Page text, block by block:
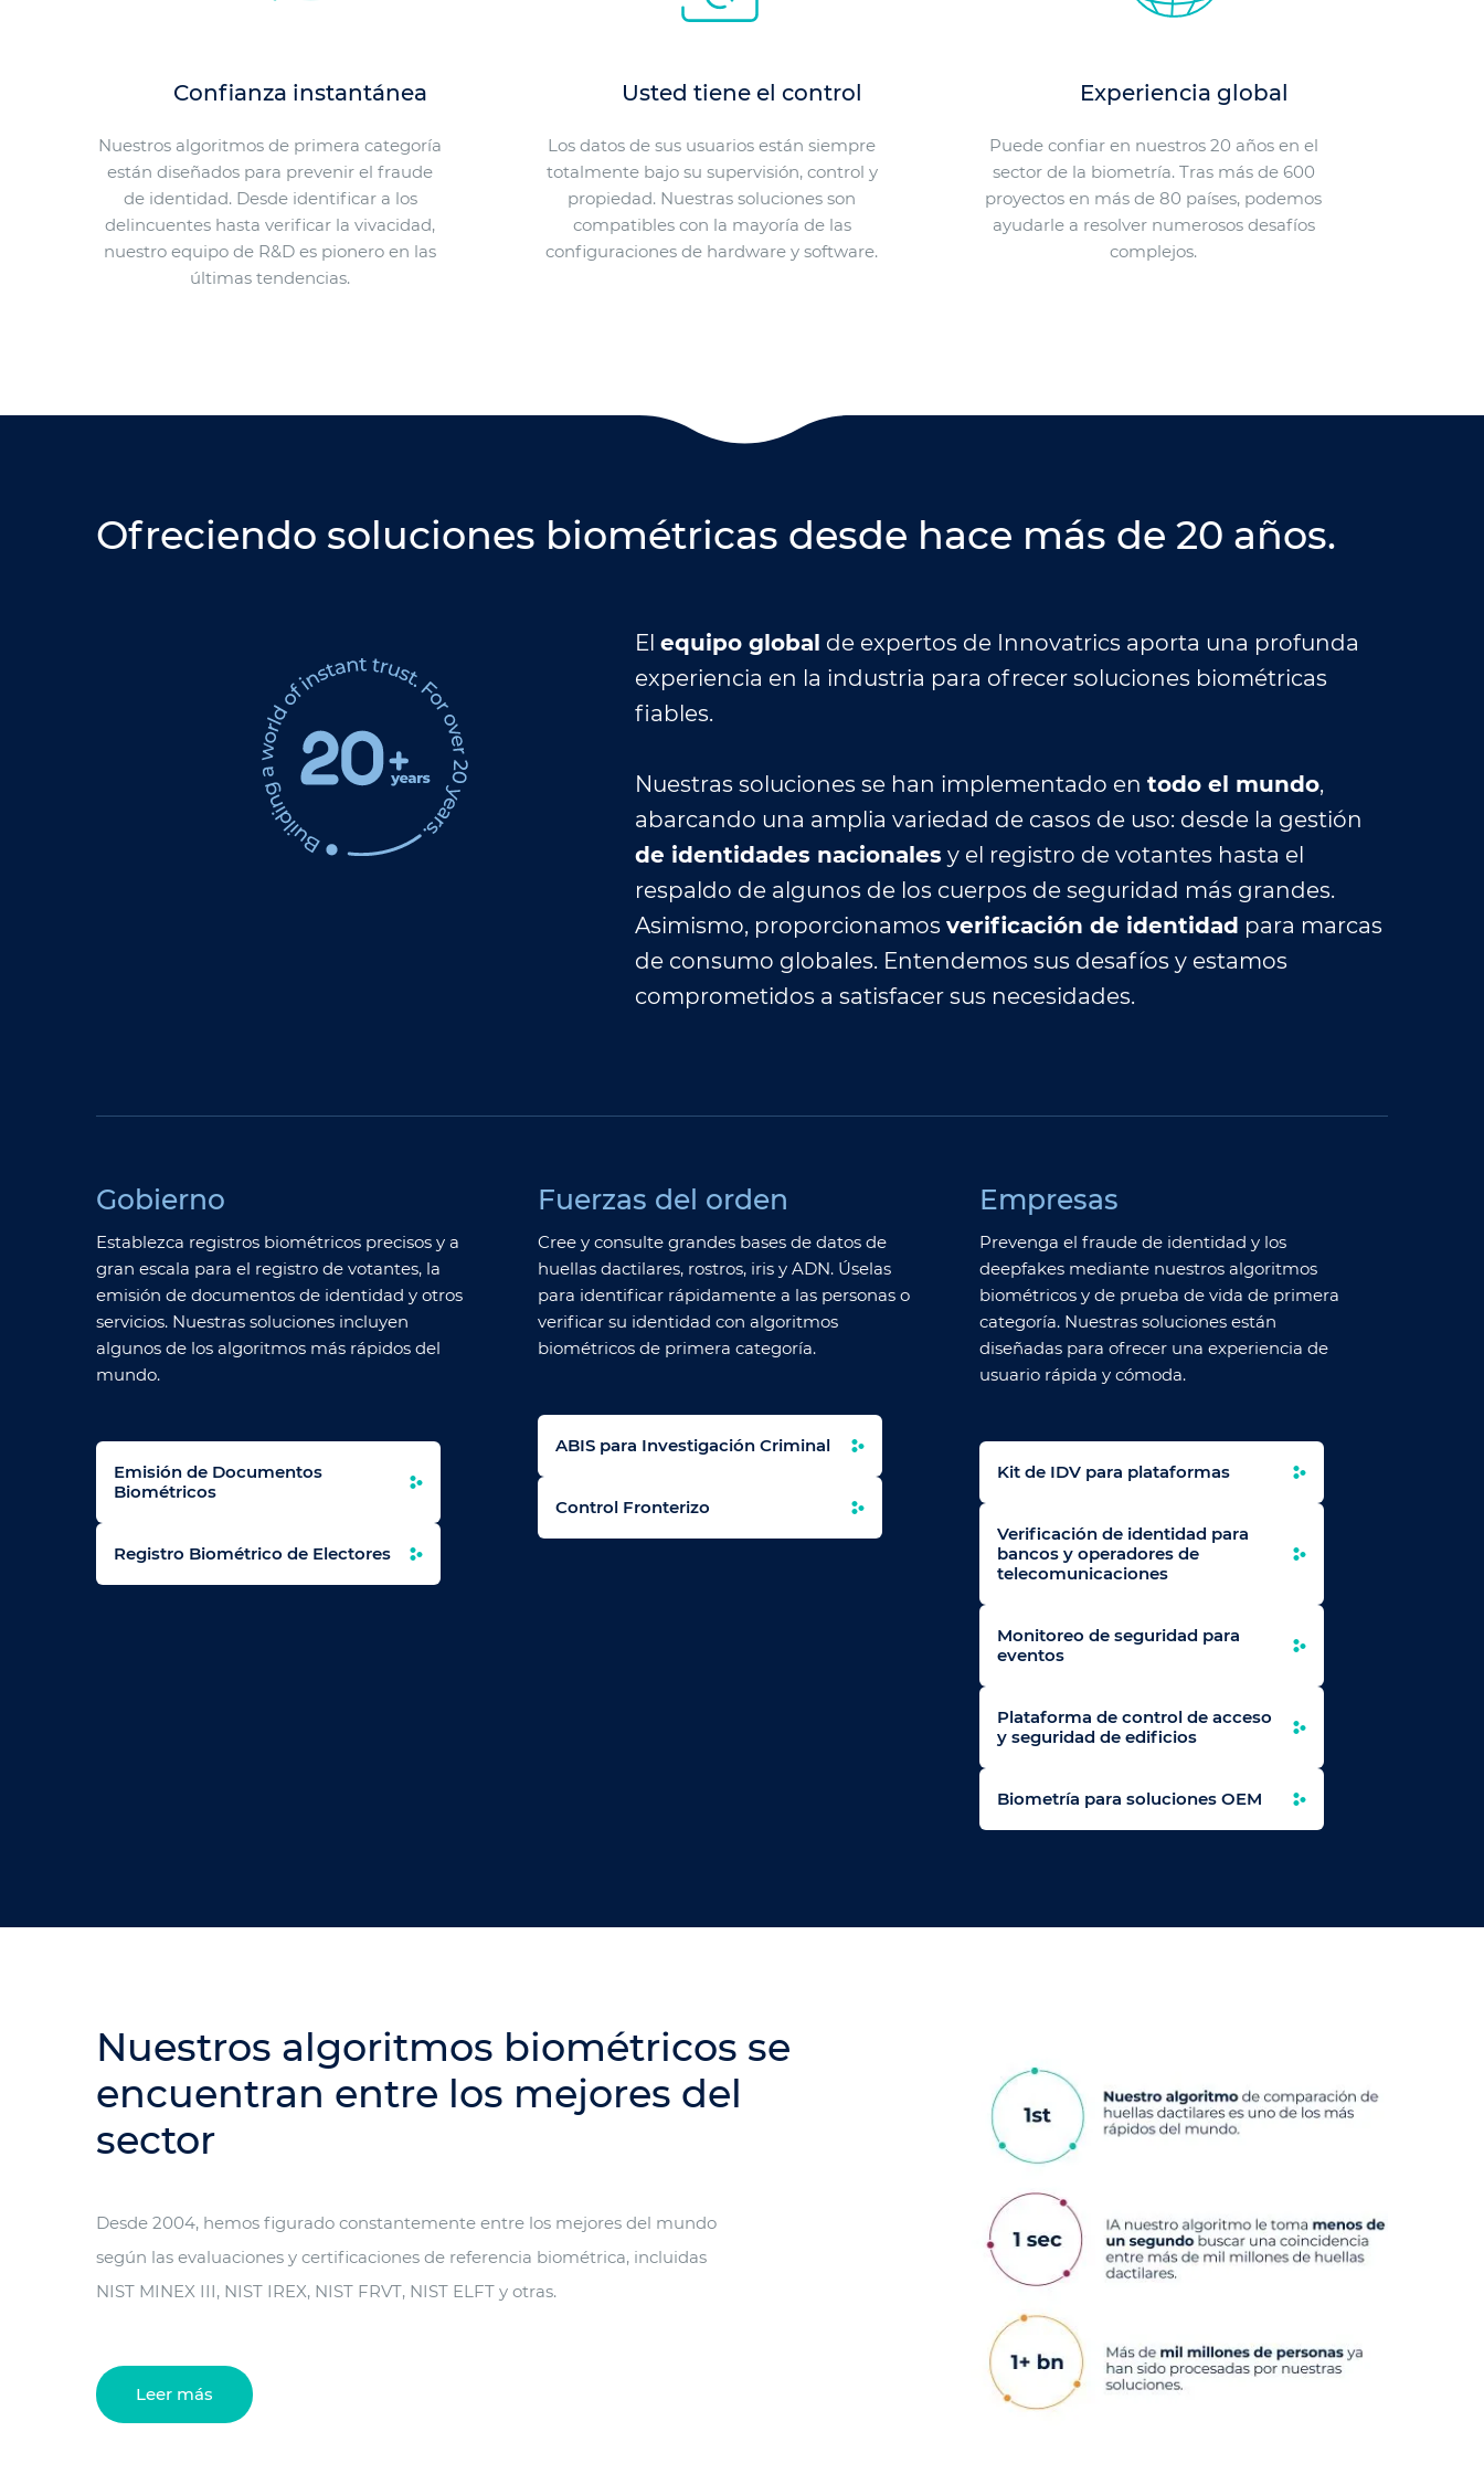
Confianza instantánea
Nuestros algoritmos de primera categoría
están diseñados para prevenir el fraude
de identidad. Desde identificar a los
delincuentes hasta verificar la vivacidad,
nuestro equipo de R&D es pionero en las
últimas tendencias.
Usted tiene el control
Los datos de sus usuarios están siempre
totalmente bajo su supervisión, control y
propiedad. Nuestras soluciones son
compatibles con la mayoría de las
configuraciones de hardware y software.
Experiencia global
Puede confiar en nuestros 20 años en el
sector de la biometría. Tras más de 600
proyectos en más de 80 países, podemos
ayudarle a resolver numerosos desafíos
complejos.
Ofreciendo soluciones biométricas desde hace más de 20 años.
El equipo global de expertos de Innovatrics aporta una profunda
experiencia en la industria para ofrecer soluciones biométricas
fiables.
Nuestras soluciones se han implementado en todo el mundo,
abarcando una amplia variedad de casos de uso: desde la gestión
de identidades nacionales y el registro de votantes hasta el
respaldo de algunos de los cuerpos de seguridad más grandes.
Asimismo, proporcionamos verificación de identidad para marcas
de consumo globales. Entendemos sus desafíos y estamos
comprometidos a satisfacer sus necesidades.
Gobierno
Establezca registros biométricos precisos y a
gran escala para el registro de votantes, la
emisión de documentos de identidad y otros
servicios. Nuestras soluciones incluyen
algunos de los algoritmos más rápidos del
mundo.
Emisión de Documentos
Biométricos
Registro Biométrico de Electores
Fuerzas del orden
Cree y consulte grandes bases de datos de
huellas dactilares, rostros, iris y ADN. Úselas
para identificar rápidamente a las personas o
verificar su identidad con algoritmos
biométricos de primera categoría.
ABIS para Investigación Criminal
Control Fronterizo
Empresas
Prevenga el fraude de identidad y los
deepfakes mediante nuestros algoritmos
biométricos y de prueba de vida de primera
categoría. Nuestras soluciones están
diseñadas para ofrecer una experiencia de
usuario rápida y cómoda.
Kit de IDV para plataformas
Verificación de identidad para
bancos y operadores de
telecomunicaciones
Monitoreo de seguridad para
eventos
Plataforma de control de acceso
y seguridad de edificios
Biometría para soluciones OEM
Nuestros algoritmos biométricos se
encuentran entre los mejores del
sector
Desde 2004, hemos figurado constantemente entre los mejores del mundo
según las evaluaciones y certificaciones de referencia biométrica, incluidas
NIST MINEX III, NIST IREX, NIST FRVT, NIST ELFT y otras.
Leer más